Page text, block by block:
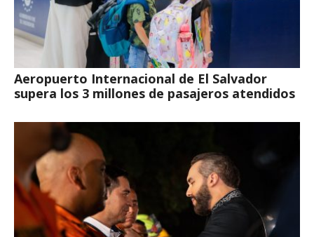
Aeropuerto Internacional de El Salvador
supera los 3 millones de pasajeros atendidos